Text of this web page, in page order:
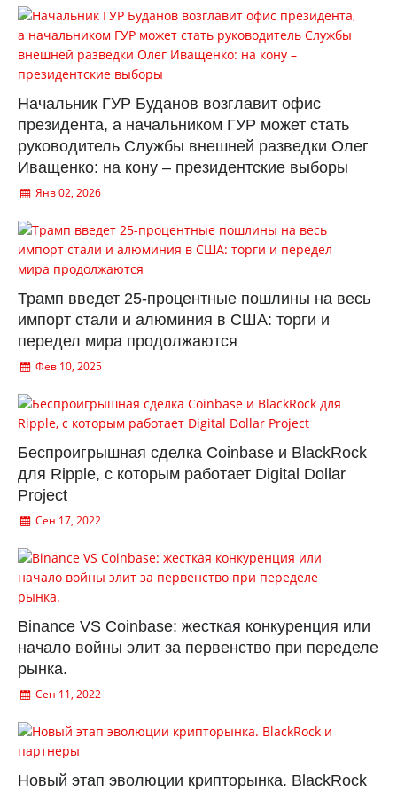
Начальник ГУР Буданов возглавит офис
президента, а начальником ГУР может стать
руководитель Службы внешней разведки Олег
Иващенко: на кону – президентские выборы
Янв 02, 2026
Трамп введет 25-процентные пошлины на весь
импорт стали и алюминия в США: торги и
передел мира продолжаются
Фев 10, 2025
Беспроигрышная сделка Coinbase и BlackRock
для Ripple, с которым работает Digital Dollar
Project
Сен 17, 2022
Binance VS Coinbase: жесткая конкуренция или
начало войны элит за первенство при переделе
рынка.
Сен 11, 2022
Новый этап эволюции крипторынка. BlackRock